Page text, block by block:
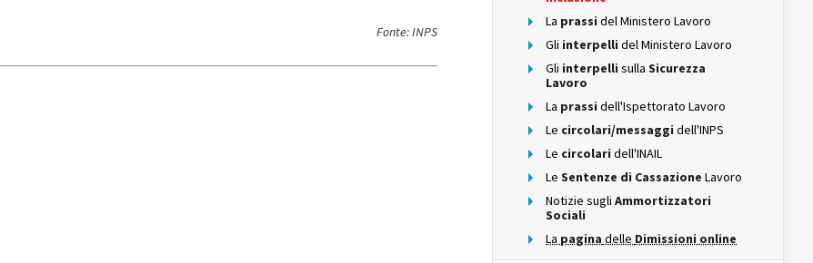
Fonte: INPS
La prassi del Ministero Lavoro
Gli interpelli del Ministero Lavoro
Gli interpelli sulla Sicurezza
Lavoro
La prassi dell'Ispettorato Lavoro
Le circolari/messaggi dell'INPS
Le circolari dell'INAIL
Le Sentenze di Cassazione Lavoro
Notizie sugli Ammortizzatori
Sociali
La pagina delle Dimissioni online